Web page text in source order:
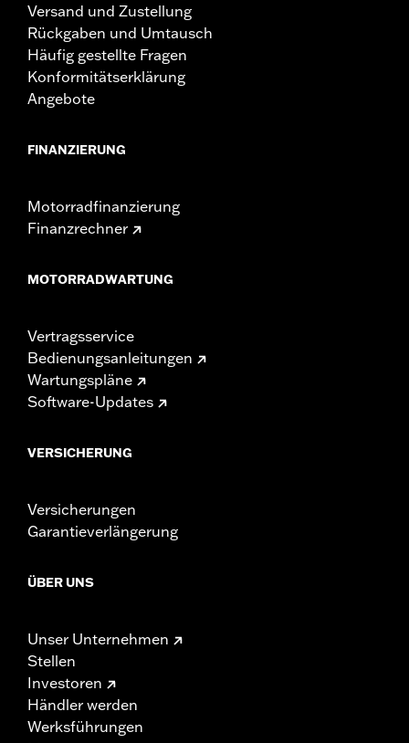
Versand und Zustellung
Rückgaben und Umtausch
Häufig gestellte Fragen
Konformitätserklärung
Angebote
FINANZIERUNG
Motorradfinanzierung
Finanzrechner
MOTORRADWARTUNG
Vertragsservice
Bedienungsanleitungen
Wartungspläne
Software-Updates
VERSICHERUNG
Versicherungen
Garantieverlängerung
ÜBER UNS
Unser Unternehmen
Stellen
Investoren
Händler werden
Werksführungen